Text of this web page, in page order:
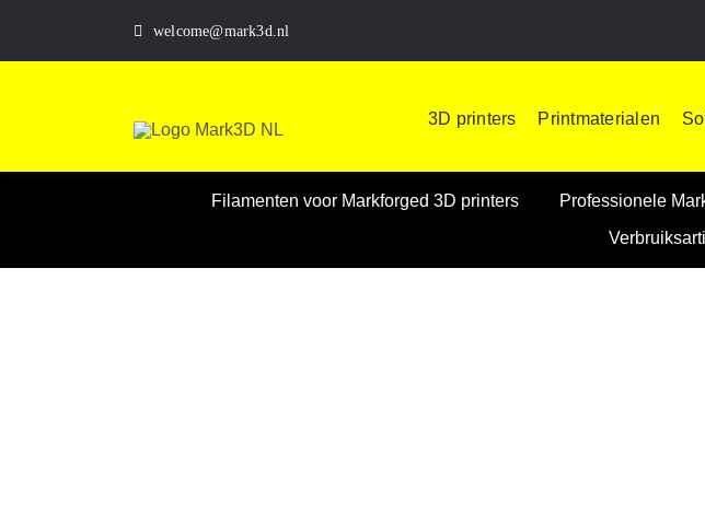
content
welcome@mark3d.nl
3D printers Printmaterialen
Filamenten voor Markforged 3D printers Professionele